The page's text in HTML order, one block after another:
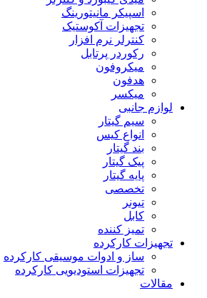
اسپیکر مانیتورینگ
تجهیزات آکوستیک
کنترلر نرم افزار
رکوردر پرتابل
میکروفون
هدفون
میکسر
لوازم جانبی
سیم گیتار
انواع کیس
بند گیتار
پیک گیتار
پایه گیتار
تخصصی
تیونر
کابل
تمیز کننده
تجهیزات کارکرده
ساز و ادوات موسیقی کارکرده
تجهیزات استودیویی کارکرده
مقالات